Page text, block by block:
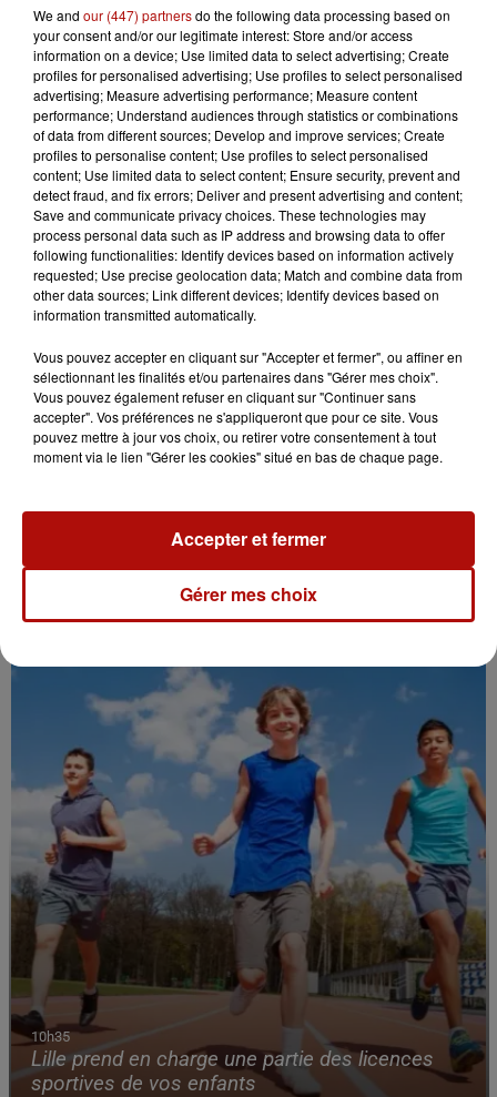
11h39
« L'Odysée » bientôt en 70 mm au Kinepolis de
Lomme !
électriques : Le Touquet y...
10h35
Lille prend en charge une partie des licences
sportives de vos enfants
We and our (447) partnersdo the following data processing based on
your consent and/or our legitimate interest: Store and/or access
information on a device; Use limited data to select advertising; Create
profiles for personalised advertising; Use profiles to select personalised
advertising; Measure advertising performance; Measure content
performance; Understand audiences through statistics or combinations
of data from different sources; Develop and improve services; Create
profiles to personalise content; Use profiles to select personalised
content; Use limited data to select content; Ensure security, prevent and
detect fraud, and fix errors; Deliver and present advertising and content;
Save and communicate privacy choices. These technologies may
process personal data such as IP address and browsing data to offer
following functionalities: Identify devices based on information actively
requested; Use precise geolocation data; Match and combine data from
other data sources; Link different devices; Identify devices based on
information transmitted automatically.
Vous pouvez accepter en cliquant sur "Accepter et fermer", ou affiner en
sélectionnant les finalités et/ou partenaires dans "Gérer mes choix".
Vous pouvez également refuser en cliquant sur "Continuer sans
accepter". Vos préférences ne s'appliqueront que pour ce site. Vous
pouvez mettre à jour vos choix, ou retirer votre consentement à tout
moment via le lien "Gérer les cookies" situé en bas de chaque page.
Gérer mes choix
Accepter et fermer